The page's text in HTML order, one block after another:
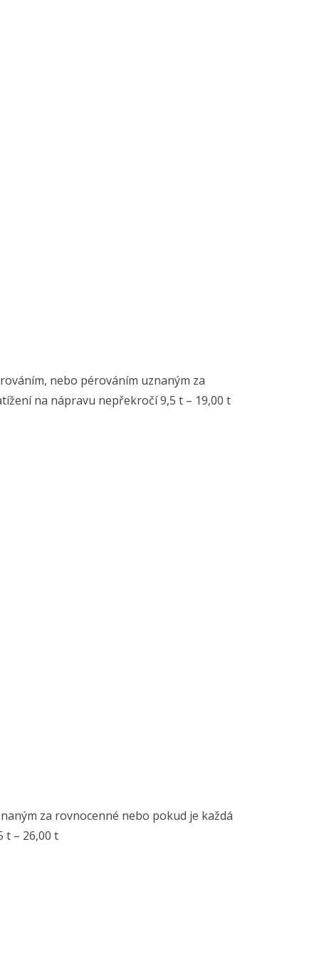
nebo pérováním uznaným za
na nápravu nepřekročí 9,5 t – 19,00 t
za rovnocenné nebo pokud je každá
t – 26,00 t